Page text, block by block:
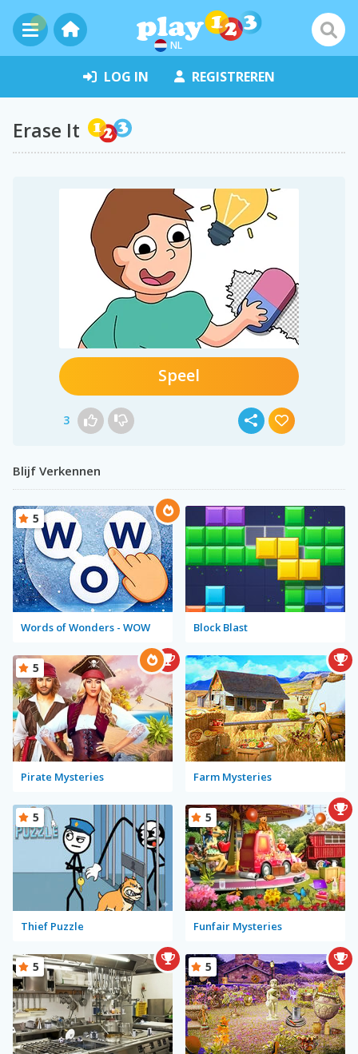
NL
LOG IN REGISTREREN
Erase It
Speel
3
Blijf Verkennen
Words of Wonders - WOW
5
Block Blast
Pirate Mysteries
5
Farm Mysteries
Thief Puzzle
5
Funfair Mysteries
5
5 5